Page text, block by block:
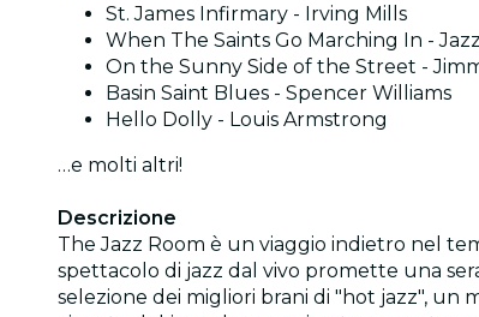
St. James Infirmary - Irving Mills
When The Saints Go Marching In -
On the Sunny Side of the Street -
Basin Saint Blues - Spencer Williams
Hello Dolly - Louis Armstrong
…e molti altri!
Descrizione
The Jazz Room è un viaggio indietro nel
spettacolo di jazz dal vivo promette una
selezione dei migliori brani di "hot jazz", un